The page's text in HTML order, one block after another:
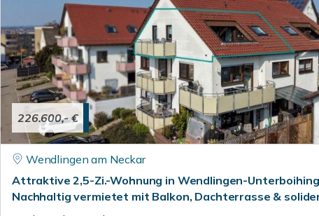
226.600,- €
Wendlingen am Neckar
Attraktive 2,5-Zi.-Wohnung in Wendlingen-
Nachhaltig vermietet mit Balkon, Dachterrasse &